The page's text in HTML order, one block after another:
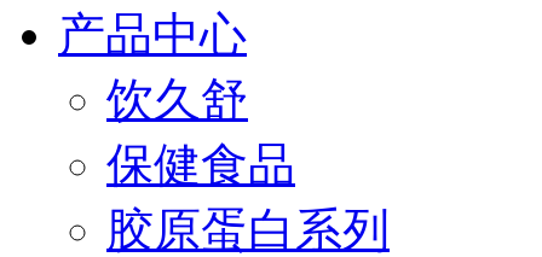
产品中心
饮久舒
保健食品
胶原蛋白系列